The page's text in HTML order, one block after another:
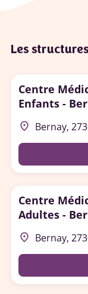
Les
Centre
Enfants -
place Bernay,
Centre
Adultes -
place Bernay,